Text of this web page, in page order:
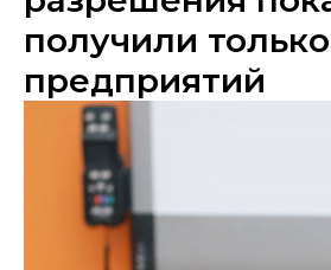
Реестр ОНВОС Реестр
получили только
предприятий